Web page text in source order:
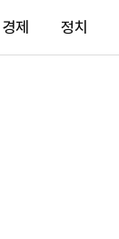
경제 정치